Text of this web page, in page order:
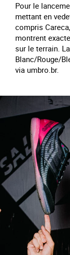
Pour le
mettant en
compris
montrent
sur le terrain.
Blanc/Rouge/
via umbro.br.